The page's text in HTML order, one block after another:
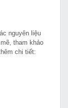
nguyên liệu
tham khảo
chi tiết: